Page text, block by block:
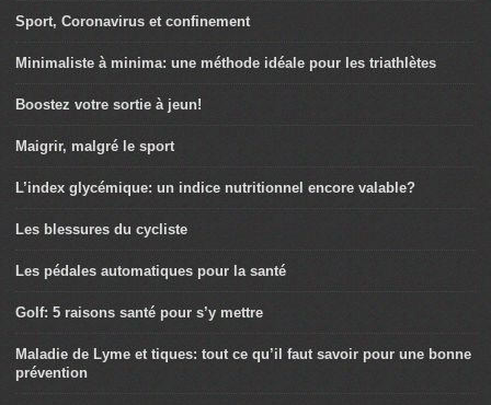
Sport, Coronavirus et confinement
Minimaliste à minima: une méthode idéale pour les triathlètes
Boostez votre sortie à jeun!
Maigrir, malgré le sport
L’index glycémique: un indice nutritionnel encore valable?
Les blessures du cycliste
Les pédales automatiques pour la santé
Golf: 5 raisons santé pour s’y mettre
Maladie de Lyme et tiques: tout ce qu’il faut savoir pour une bonne
prévention